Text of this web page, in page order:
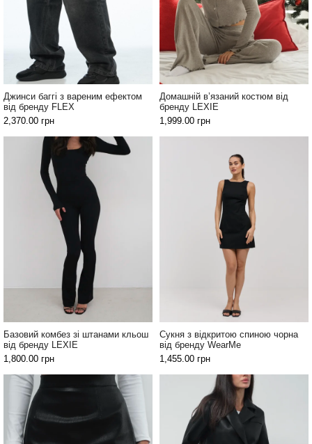
Туніки та
комбінезони
Шорти
Спідниці
Піжами
Джинси баггі з вареним ефектом
від бренду FLEX
2,370.00 грн
Домашній в’язаний костюм від
бренду LEXIE
1,999.00 грн
Базовий комбез зі штанами кльош
від бренду LEXIE
1,800.00 грн
Сукня з відкритою спиною чорна
від бренду WearMe
1,455.00 грн